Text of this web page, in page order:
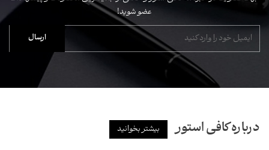
عضو شوید!
درباره کافی استور بیشتر بخوانید